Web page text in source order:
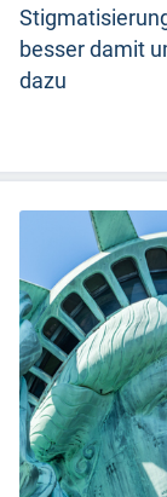
besser damit
dazu